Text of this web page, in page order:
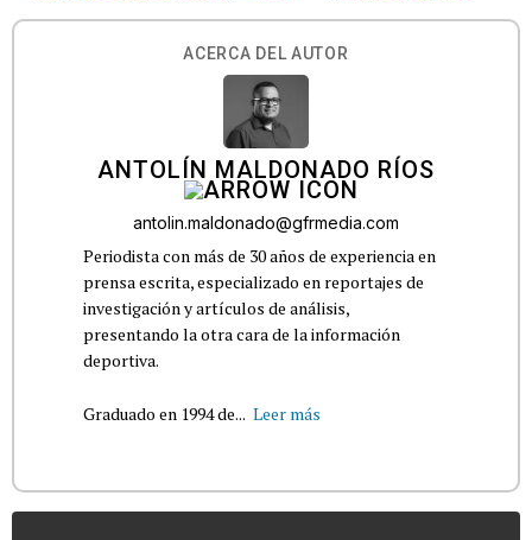
ACERCA DEL AUTOR
ANTOLÍN MALDONADO RÍOS
antolin.maldonado@gfrmedia.com
Periodista con más de 30 años de experiencia en
prensa escrita, especializado en reportajes de
investigación y artículos de análisis,
presentando la otra cara de la información
deportiva.
Graduado en 1994 de... Leer más